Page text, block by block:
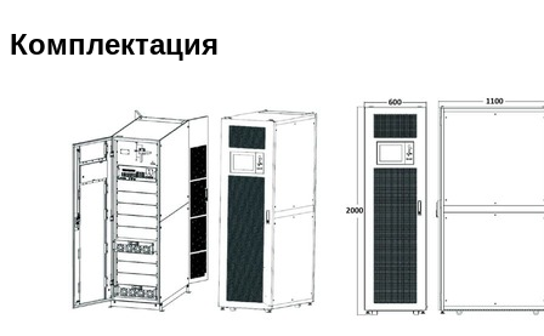
Комплектация